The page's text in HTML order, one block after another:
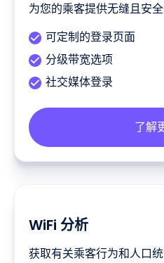
为您的乘客提供无缝且安全
可定制的登录页面
分级带宽选项
社交媒体登录
了解
WiFi 分析
获取有关乘客行为和人口